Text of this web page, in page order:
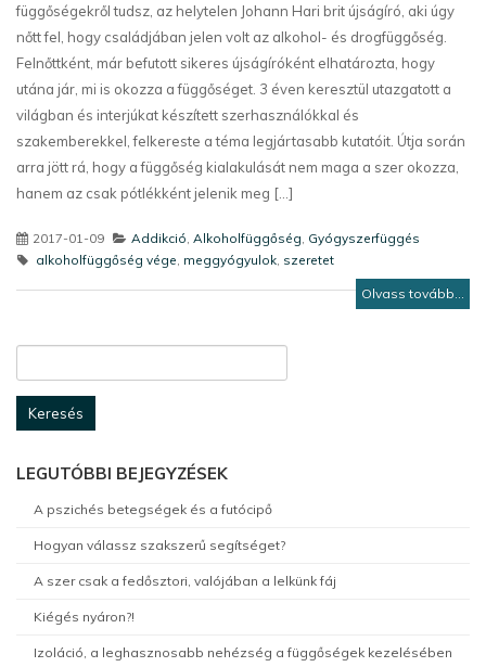
függőségekről tudsz, az helytelen Johann Hari brit újságíró, aki úgy
nőtt fel, hogy családjában jelen volt az alkohol- és drogfüggőség.
Felnőttként, már befutott sikeres újságíróként elhatározta, hogy
utána jár, mi is okozza a függőséget. 3 éven keresztül utazgatott a
világban és interjúkat készített szerhasználókkal és
szakemberekkel, felkereste a téma legjártasabb kutatóit. Útja során
arra jött rá, hogy a függőség kialakulását nem maga a szer okozza,
hanem az csak pótlékként jelenik meg [...]
2017-01-09 Addikció ,Alkoholfüggőség Gyógyszerfüggés
alkoholfüggőség vége meggyógyulok, szeretet
Olvass tovább...
LEGUTÓBBI BEJEGYZÉSEK
A pszichés betegségek és a futócipő
Hogyan válassz szakszerű segítséget?
A szer csak a fedősztori, valójában a lelkünk fáj
Kiégés nyáron?!
Izoláció, a leghasznosabb nehézség a függőségek kezelésében